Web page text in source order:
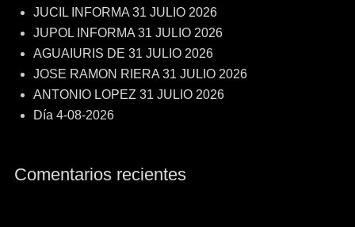
JUCIL INFORMA 31 JULIO 2026
JUPOL INFORMA 31 JULIO 2026
AGUAIURIS DE 31 JULIO 2026
JOSE RAMON RIERA 31 JULIO 2026
ANTONIO LOPEZ 31 JULIO 2026
Día 4-08-2026
Comentarios recientes